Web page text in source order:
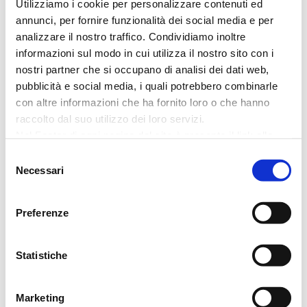
Utilizziamo i cookie per personalizzare contenuti ed
annunci, per fornire funzionalità dei social media e per
analizzare il nostro traffico. Condividiamo inoltre
informazioni sul modo in cui utilizza il nostro sito con i
nostri partner che si occupano di analisi dei dati web,
pubblicità e social media, i quali potrebbero combinarle
con altre informazioni che ha fornito loro o che hanno
raccolto dal suo utilizzo dei loro servizi.
informazioni e modificare le tue scelte. Potrai verificare e
modificare i tuoi consensi cliccando sul simbolo della
delNecessari
Preferenze
Statistiche
Marketing
Magazine
Contattaci
Politica integrata Qualità,
Ambiente, Sicurezza sul lavoro e
Sostenibilità
Stipa S.p.A. considera priorità e parti integranti della gestione